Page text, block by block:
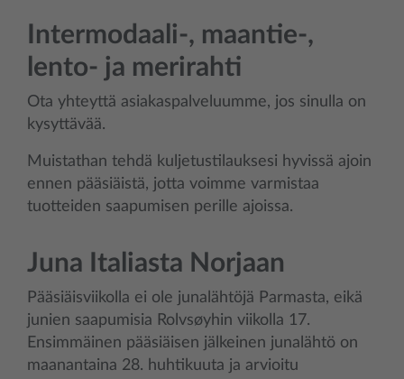
Intermodaali-, maantie-,
lento- ja merirahti
Ota yhteyttä asiakaspalveluumme, jos sinulla on
kysyttävää.
Muistathan tehdä kuljetustilauksesi hyvissä ajoin
ennen pääsiäistä, jotta voimme varmistaa
tuotteiden saapumisen perille ajoissa.
Juna Italiasta Norjaan
Pääsiäisviikolla ei ole junalähtöjä Parmasta, eikä
junien saapumisia Rolvsøyhin viikolla 17.
Ensimmäinen pääsiäisen jälkeinen junalähtö on
maanantaina 28. huhtikuuta ja arvioitu